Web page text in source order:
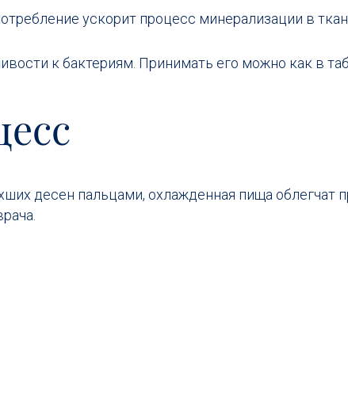
ускорит процесс минерализации в
к бактериям. Принимать его можно как в
десен пальцами, охлажденная пища облегчат